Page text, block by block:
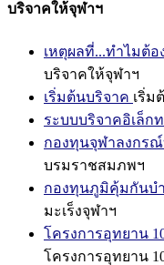
บริจาคให้จุฬาฯ
เหตุผลที่...ทำไมต้
บริจาคให้จุฬาฯ
เริ่มต้นบริจาค เริ่ม
ระบบบริจาคอิเล็ก
กองทุนจุฬาลงกร
บรมราชสมภพฯ
กองทุนภูมิคุ้มกันบำ
มะเร็งจุฬาฯ
โครงการอุทยาน
โครงการอุทยาน